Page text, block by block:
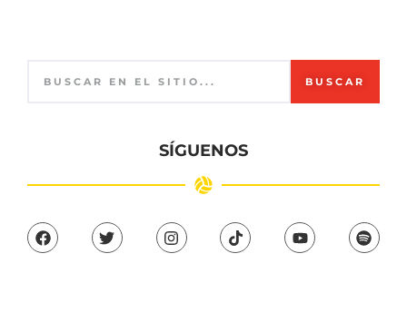
BUSCAR
SÍGUENOS